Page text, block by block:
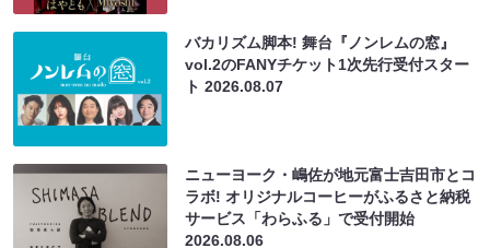
バカリズム脚本! 舞台『ノンレムの窓』
vol.2のFANYチケット1次先行受付スター
ト2026.08.07
ニューヨーク・嶋佐が地元富士吉田市とコ
ラボ! オリジナルコーヒーがふるさと納税
サービス「わらふる」で受付開始
2026.08.06